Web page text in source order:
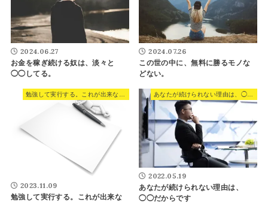
2024.06.27
お金を稼ぎ続ける奴は、淡々と
◯◯してる。
2024.07.26
この世の中に、無料に勝るモノな
どない。
2023.11.09
勉強して実行する。これが出来な
2022.05.19
あなたが続けられない理由は、
◯◯だからです